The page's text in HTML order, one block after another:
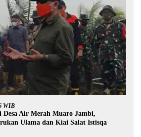
WIB
Desa Air Merah Muaro Jambi,
Ulama dan Kiai Salat Istisqa